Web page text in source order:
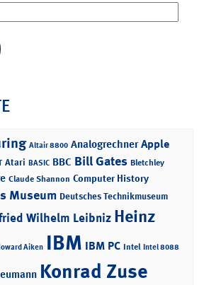
Altair 8800 Analogrechner Apple
Atari BASIC BBC Bill Gates Bletchley
Claude Shannon Computer History
Museum Deutsches Technikmuseum
Wilhelm Leibniz Heinz
Aiken IBM IBM PC Intel Intel 8088
Konrad Zuse